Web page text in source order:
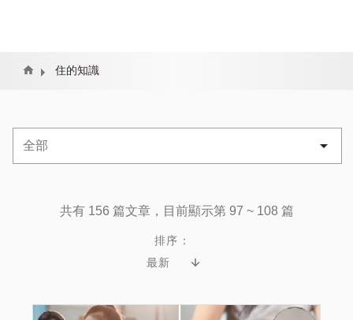
Home 住的知識
共有 156 篇文章，目前顯示第 97 ~ 108 篇
排序：